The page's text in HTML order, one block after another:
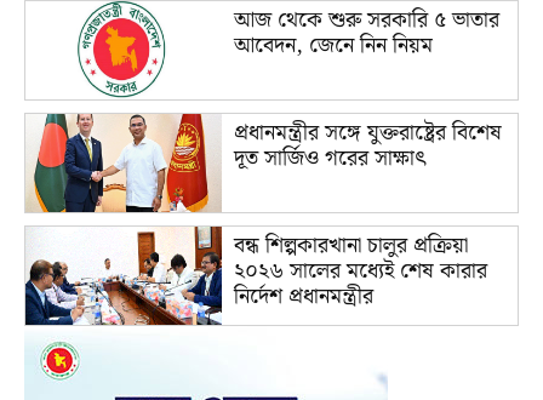
আজ থেকে শুরু সরকারি ৫ ভাতার
আবেদন, জেনে নিন নিয়ম
প্রধানমন্ত্রীর সঙ্গে যুক্তরাষ্ট্রের বিশেষ
দূত সার্জিও গরের সাক্ষাৎ
বন্ধ শিল্পকারখানা চালুর প্রক্রিয়া
২০২৬ সালের মধ্যেই শেষ কারার
নির্দেশ প্রধানমন্ত্রীর